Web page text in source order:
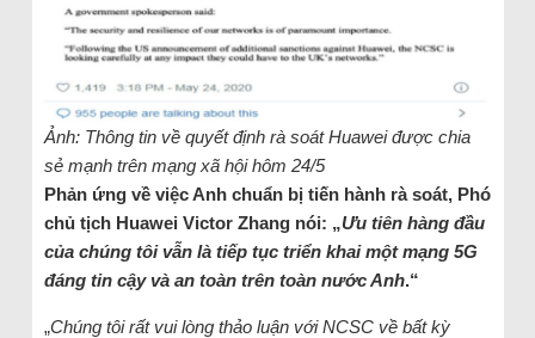
Ảnh: Thông tin về quyết định rà soát Huawei được chia
sẻ mạnh trên mạng xã hội hôm 24/5
Phản ứng về việc Anh chuẩn bị tiến hành rà soát, Phó
chủ tịch Huawei Victor Zhang nói: „Ưu tiên hàng đầu
của chúng tôi vẫn là tiếp tục triển khai một mạng 5G
đáng tin cậy và an toàn trên toàn nước Anh.“
„Chúng tôi rất vui lòng thảo luận với NCSC về bất kỳ